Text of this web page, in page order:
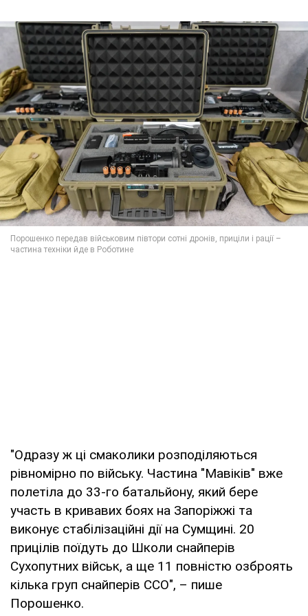
"Одразу ж ці смаколики розподіляються
рівномірно по війську. Частина "Мавіків" вже
полетіла до 33-го батальйону, який бере
участь в кривавих боях на Запоріжжі та
виконує стабілізаційні дії на Сумщині. 20
прицілів поїдуть до Школи снайперів
Сухопутних військ, а ще 11 повністю озброять
кілька груп снайперів ССО", – пише
Порошенко.